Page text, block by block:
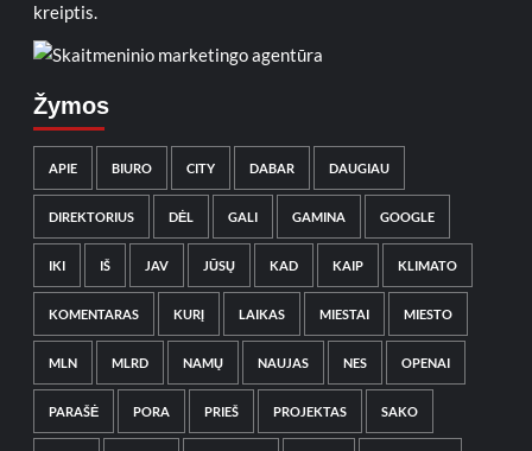
kreiptis.
Žymos
APIE BIURO CITY DABAR DAUGIAU
DIREKTORIUS DĖL GALI GAMINA GOOGLE
IKI IŠ JAV JŪSŲ KAD KAIP KLIMATO
KOMENTARAS KURĮ LAIKAS MIESTAI MIESTO
MLN MLRD NAMŲ NAUJAS NES OPENAI
PARAŠĖ PORA PRIEŠ PROJEKTAS SAKO